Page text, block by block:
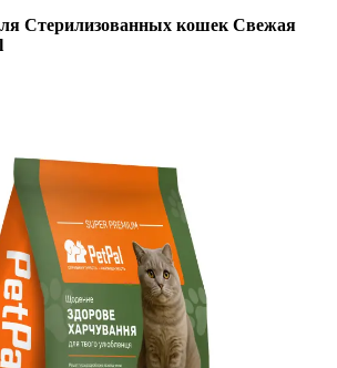
Стерилизованных кошек Свежая